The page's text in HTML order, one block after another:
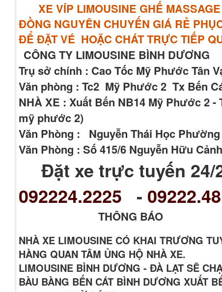
XE VÍP LIMOUSINE GHẾ MASSAGE
ĐỒNG NGUYÊN CHUYẾN GIÁ RẺ
ĐỂ ĐẶT VÉ HOẶC CHÁT TRỰC TIẾP
CÔNG TY LIMOUSINE BÌNH DƯƠNG
Trụ sở chính : Cao Tốc Mỹ Phước Tân
Văn phòng : Tc2 Mỹ Phước 2 Tx Bến
NHÀ XE : Xuất Bến NB14 Mỹ Phước 2
mỹ phước 2)
Văn Phòng : Nguyễn Thái Học Phường
Văn Phòng : Số 415/6 Nguyễn Hữu
Đặt xe trực tuyến
092224.2225 -
THÔNG BÁO
NHÀ XE LIMOUSINE CÓ KHAI TRƯƠNG
HÀNG QUAN TÂM ỦNG HỘ NHÀ XE.
LIMOUSINE BÌNH DƯƠNG - ĐÀ LẠT SẼ
BÀU BÀNG BẾN CÁT BÌNH DƯƠNG XUẤT